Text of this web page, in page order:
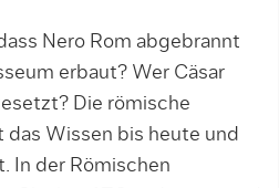
Nero Rom abgebrannt
erbaut? Wer Cäsar
Die römische
Wissen bis heute und
In der Römischen